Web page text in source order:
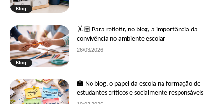
Blog
Blog
🤸🏽 Para refletir, no blog, a importância da
convivência no ambiente escolar
26/03/2026
🏫 No blog, o papel da escola na formação de
estudantes críticos e socialmente responsáveis